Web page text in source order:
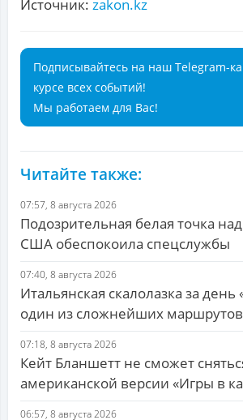
Источник: zakon.kz
Подписывайтесь на наш Telegram-
курсе всех событий!
Мы работаем для Вас!
Читайте также:
07:57, 8 августа 2026
Подозрительная белая точка
США обеспокоила спецслужбы
07:40, 8 августа 2026
Итальянская скалолазка за день
один из сложнейших
07:18, 8 августа 2026
Кейт Бланшетт не сможет
американской версии «Игры в
06:57, 8 августа 2026